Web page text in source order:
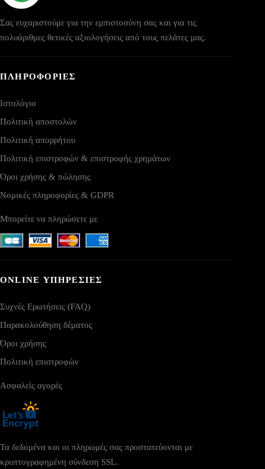
Σας ευχαριστούμε για την εμπιστοσύνη σας και για τις
πολυάριθμες θετικές αξιολογήσεις από τους πελάτες μας.
ΠΛΗΡΟΦΟΡΙΕΣ
Ιστολόγιο
Πολιτική αποστολών
Πολιτική απορρήτου
Πολιτική επιστροφών & επιστροφής χρημάτων
Όροι χρήσης & πώλησης
Νομικές πληροφορίες & GDPR
Μπορείτε να πληρώσετε με
ONLINE ΥΠΗΡΕΣΙΕΣ
Συχνές Ερωτήσεις (FAQ)
Παρακολούθηση δέματος
Όροι χρήσης
Πολιτική επιστροφών
Ασφαλείς αγορές
Τα δεδομένα και οι πληρωμές σας προστατεύονται με
κρυπτογραφημένη σύνδεση SSL.